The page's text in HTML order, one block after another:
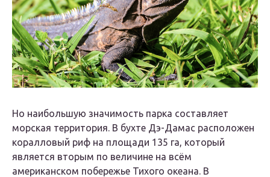
Но наибольшую значимость парка составляет
морская территория. В бухте Дэ-Дамас расположен
коралловый риф на площади 135 га, который
является вторым по величине на всём
американском побережье Тихого океана. В